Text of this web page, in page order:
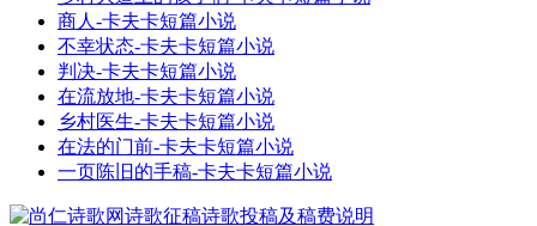
商人-卡夫卡短篇小说
不幸状态-卡夫卡短篇小说
判决-卡夫卡短篇小说
在流放地-卡夫卡短篇小说
乡村医生-卡夫卡短篇小说
在法的门前-卡夫卡短篇小说
一页陈旧的手稿-卡夫卡短篇小说